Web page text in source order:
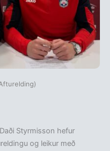
Styrmisson hefur
og leikur með